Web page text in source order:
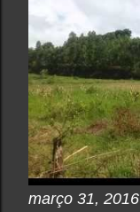
março 31, 2016